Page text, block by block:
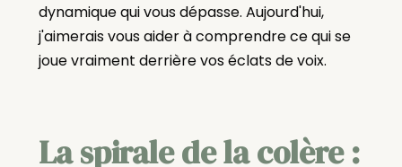
dynamique qui vous dépasse. Aujourd'hui,
j'aimerais vous aider à comprendre ce qui se
joue vraiment derrière vos éclats de voix.
La spirale de la colère :